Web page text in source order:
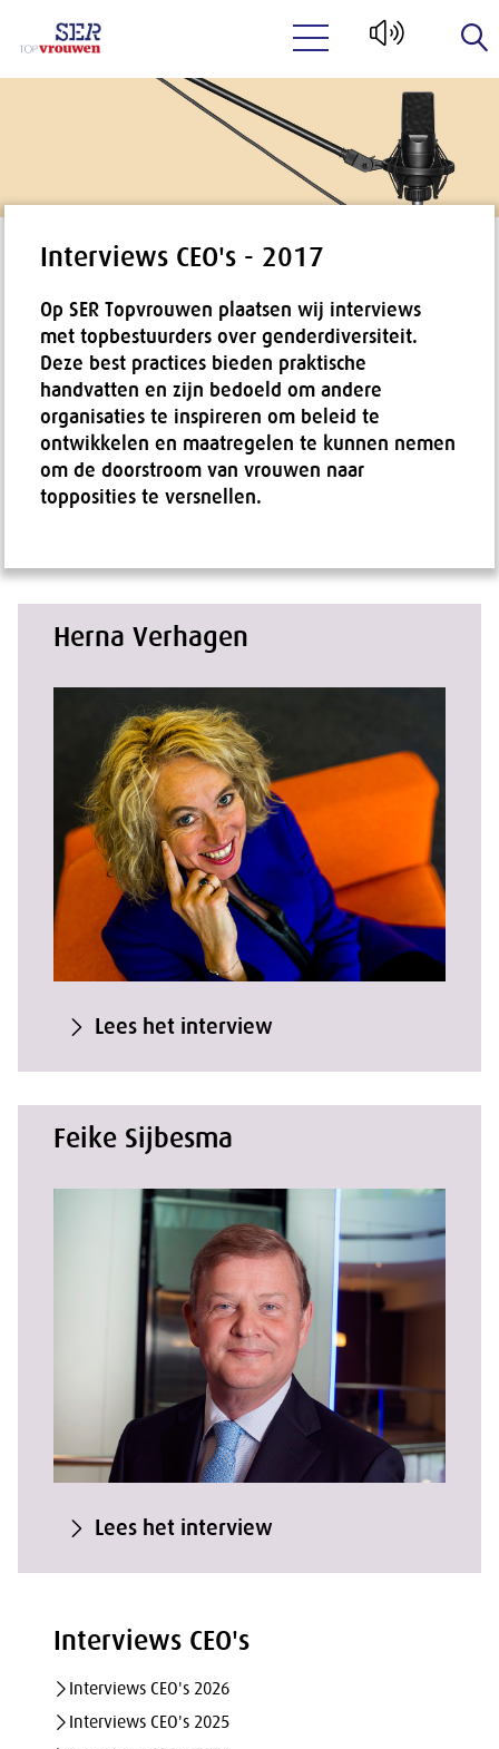
Naar hoofdinhoud
Interviews CEO's - 2017
Op SER Topvrouwen plaatsen wij interviews
met topbestuurders over genderdiversiteit.
Deze best practices bieden praktische
handvatten en zijn bedoeld om andere
organisaties te inspireren om beleid te
ontwikkelen en maatregelen te kunnen nemen
om de doorstroom van vrouwen naar
topposities te versnellen.
Herna Verhagen
Lees het interview
Feike Sijbesma
Lees het interview
Interviews CEO's
Interviews CEO's 2026
Interviews CEO's 2025